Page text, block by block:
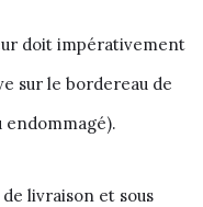
doit impérativement
sur le bordereau de
endommagé).
livraison et sous